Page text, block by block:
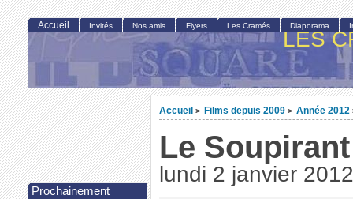
LES
Accueil > Films depuis 2009 > Année 2012
Le
lundi 2 janvier 2012
Accueil Invités Nos amis Flyers Les Cramés Diaporama
Prochainement